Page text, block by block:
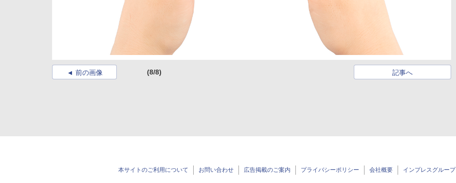
前の画像 (8/8) 記事へ
本サイトのご利用について お問い合わせ 広告掲載のご案内 プライバシーポリシー 会社概要 インプレスグループ